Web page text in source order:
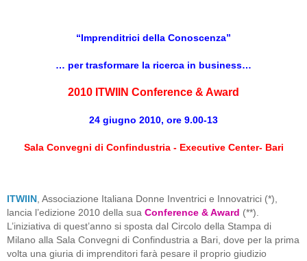
“Imprenditrici della Conoscenza”
… per trasformare la ricerca in business…
2010 ITWIIN Conference & Award
24 giugno 2010, ore 9.00-13
Sala Convegni di Confindustria - Executive Center- Bari
ITWIIN, Associazione Italiana Donne Inventrici e Innovatrici (*),
lancia l’edizione 2010 della sua Conference & Award (**).
L’iniziativa di quest’anno si sposta dal Circolo della Stampa di
Milano alla Sala Convegni di Confindustria a Bari, dove per la prima
volta una giuria di imprenditori farà pesare il proprio giudizio